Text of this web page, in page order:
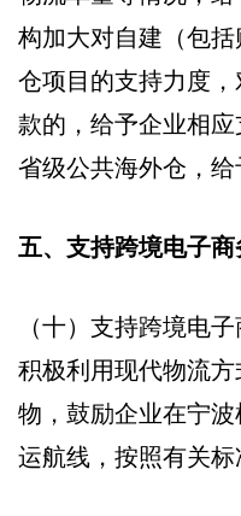
构加大对自建（包
仓项目的支持力度
款的，给予企业相
省级公共海外仓，给
五、支持跨境电子
（十）支持跨境电
积极利用现代物流
物，鼓励企业在宁
运航线，按照有关标